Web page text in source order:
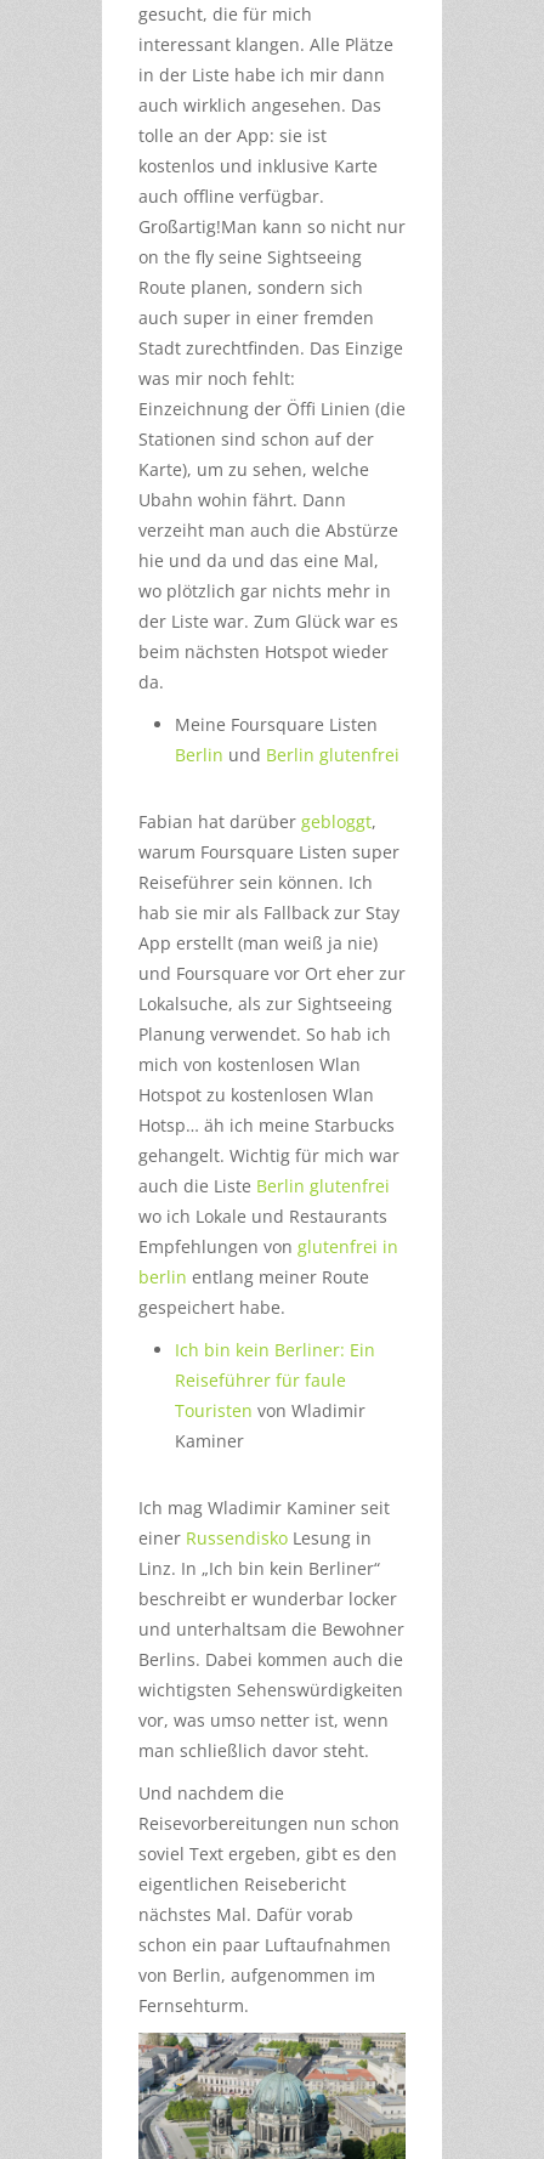
gesucht, die für mich
interessant klangen. Alle Plätze
in der Liste habe ich mir dann
auch wirklich angesehen. Das
tolle an der App: sie ist
kostenlos und inklusive Karte
auch offline verfügbar.
Großartig!Man kann so nicht nur
on the fly seine Sightseeing
Route planen, sondern sich
auch super in einer fremden
Stadt zurechtfinden. Das Einzige
was mir noch fehlt:
Einzeichnung der Öffi Linien (die
Stationen sind schon auf der
Karte), um zu sehen, welche
Ubahn wohin fährt. Dann
verzeiht man auch die Abstürze
hie und da und das eine Mal,
wo plötzlich gar nichts mehr in
der Liste war. Zum Glück war es
beim nächsten Hotspot wieder
da.
Meine Foursquare Listen
Berlin und Berlin glutenfrei
Fabian hat darüber gebloggt,
warum Foursquare Listen super
Reiseführer sein können. Ich
hab sie mir als Fallback zur Stay
App erstellt (man weiß ja nie)
und Foursquare vor Ort eher zur
Lokalsuche, als zur Sightseeing
Planung verwendet. So hab ich
mich von kostenlosen Wlan
Hotspot zu kostenlosen Wlan
Hotsp… äh ich meine Starbucks
gehangelt. Wichtig für mich war
auch die Liste Berlin glutenfrei
wo ich Lokale und Restaurants
Empfehlungen von glutenfrei in
berlin entlang meiner Route
gespeichert habe.
Ich bin kein Berliner: Ein
Reiseführer für faule
Touristen von Wladimir
Kaminer
Ich mag Wladimir Kaminer seit
einer Russendisko Lesung in
Linz. In „Ich bin kein Berliner“
beschreibt er wunderbar locker
und unterhaltsam die Bewohner
Berlins. Dabei kommen auch die
wichtigsten Sehenswürdigkeiten
vor, was umso netter ist, wenn
man schließlich davor steht.
Und nachdem die
Reisevorbereitungen nun schon
soviel Text ergeben, gibt es den
eigentlichen Reisebericht
nächstes Mal. Dafür vorab
schon ein paar Luftaufnahmen
von Berlin, aufgenommen im
Fernsehturm.